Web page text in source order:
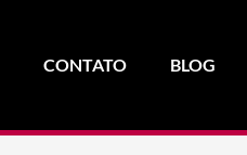
CONTATO BLOG